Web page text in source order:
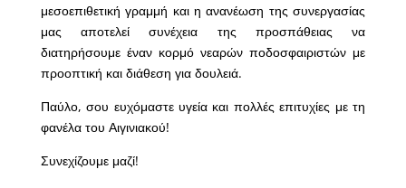
μεσοεπιθετική γραμμή και η ανανέωση της συνεργασίας
μας αποτελεί συνέχεια της προσπάθειας να
διατηρήσουμε έναν κορμό νεαρών ποδοσφαιριστών με
προοπτική και διάθεση για δουλειά.
Παύλο, σου ευχόμαστε υγεία και πολλές επιτυχίες με τη
φανέλα του Αιγινιακού!
Συνεχίζουμε μαζί!